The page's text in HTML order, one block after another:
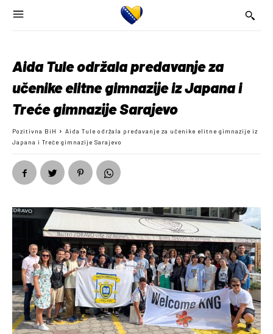
Aida Tule održala predavanje za
učenike elitne gimnazije iz Japana i
Treće gimnazije Sarajevo
Pozitivna BiH
Aida Tule održala predavanje za učenike elitne gimnazije iz
Japana i Treće gimnazije Sarajevo